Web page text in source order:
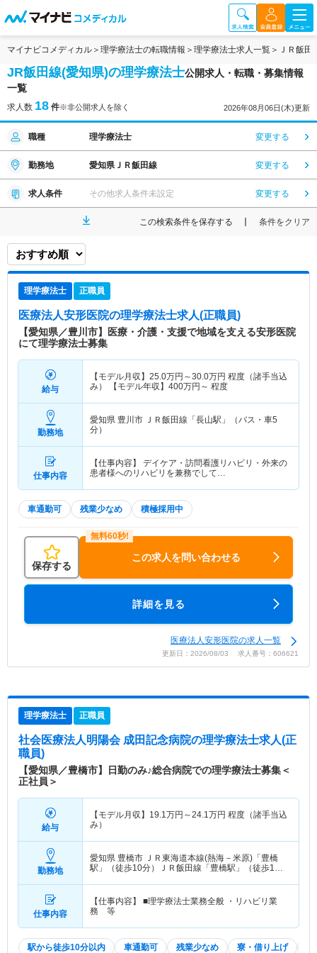
マイナビコメディカル 理学療法士の転職情報 理学療法士求人一覧 ＪＲ飯
JR飯田線(愛知県)の理学療法士公開求人・転職・募集情報
一覧
求人数 18 件※非公開求人を除く 2026年08月06日(木)更新
職種 理学療法士 変更する
勤務地 愛知県ＪＲ飯田線 変更する
求人条件 その他求人条件未設定 変更する
この検索条件を保存する 条件をクリア
理学療法士 正職員
医療法人安形医院の理学療法士求人(正職員)
【愛知県／豊川市】医療・介護・支援で地域を支える安形医院
にて理学療法士募集
給与
【モデル月収】 25.0万円～30.0万円 程度（諸手当込
み） 【モデル年収】 400万円～ 程度
勤務地
愛知県 豊川市 ＪＲ飯田線「長山駅」（バス・車5
分）
仕事内容
【仕事内容】 デイケア・訪問看護リハビリ・外来の
患者様へのリハビリを兼務でして…
車通勤可 残業少なめ 積極採用中
保存する
この求人を問い合わせる
詳細を見る
医療法人安形医院の求人一覧
更新日：2026/08/03 求人番号：606621
理学療法士 正職員
社会医療法人明陽会 成田記念病院の理学療法士求人(正
職員)
【愛知県／豊橋市】日勤のみ♪総合病院での理学療法士募集＜
正社員＞
給与
【モデル月収】 19.1万円～24.1万円 程度（諸手当込
み）
勤務地
愛知県 豊橋市 ＪＲ東海道本線(熱海－米原)「豊橋
駅」（徒歩10分）ＪＲ飯田線「豊橋駅」（徒歩10
仕事内容
【仕事内容】 ■理学療法士業務全般 ・リハビリ業
務 等
駅から徒歩10分以内 車通勤可 残業少なめ 寮・借り上げ